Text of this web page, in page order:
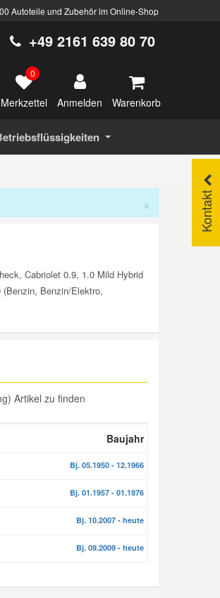
Autoteile und Zubehör im Online-Shop
+49 2161 639 80 70
0
Merkzettel Anmelden Warenkorb
Kontakt
×
Cabriolet 0.9, 1.0 Mild Hybrid
Benzin/Elektro,
Artikel zu finden
Baujahr
Bj. 05.1950 - 12.1966
Bj. 01.1957 - 01.1976
Bj. 10.2007 - heute
Bj. 09.2009 - heute